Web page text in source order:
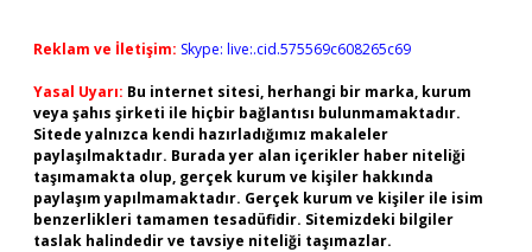
Reklam ve İletişim: Skype: live:.cid.575569c608265c69
Yasal Uyarı: Bu internet sitesi, herhangi bir marka, kurum
veya şahıs şirketi ile hiçbir bağlantısı bulunmamaktadır.
Sitede yalnızca kendi hazırladığımız makaleler
paylaşılmaktadır. Burada yer alan içerikler haber niteliği
taşımamakta olup, gerçek kurum ve kişiler hakkında
paylaşım yapılmamaktadır. Gerçek kurum ve kişiler ile isim
benzerlikleri tamamen tesadüfidir. Sitemizdeki bilgiler
taslak halindedir ve tavsiye niteliği taşımazlar.